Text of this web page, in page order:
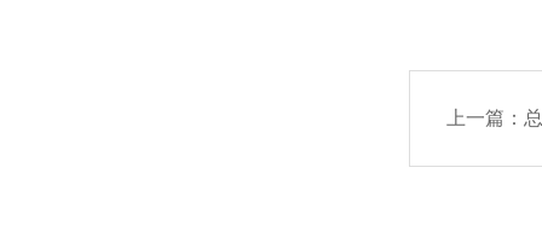
上一篇：